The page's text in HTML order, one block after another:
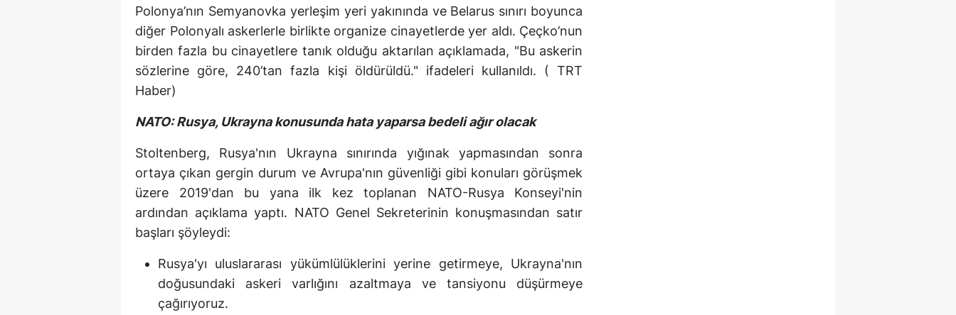
Polonya’nın Semyanovka yerleşim yeri yakınında ve Belarus sınırı boyunca
diğer Polonyalı askerlerle birlikte organize cinayetlerde yer aldı. Çeçko’nun
birden fazla bu cinayetlere tanık olduğu aktarılan açıklamada, "Bu askerin
sözlerine göre, 240’tan fazla kişi öldürüldü." ifadeleri kullanıldı. ( TRT
Haber)
NATO: Rusya, Ukrayna konusunda hata yaparsa bedeli ağır olacak
Stoltenberg, Rusya'nın Ukrayna sınırında yığınak yapmasından sonra
ortaya çıkan gergin durum ve Avrupa'nın güvenliği gibi konuları görüşmek
üzere 2019'dan bu yana ilk kez toplanan NATO-Rusya Konseyi'nin
ardından açıklama yaptı. NATO Genel Sekreterinin konuşmasından satır
başları şöyleydi:
Rusya'yı uluslararası yükümlülüklerini yerine getirmeye, Ukrayna'nın
doğusundaki askeri varlığını azaltmaya ve tansiyonu düşürmeye
çağırıyoruz.